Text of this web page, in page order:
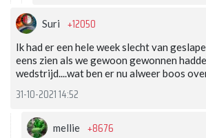
Suri +12050
Ik had er een hele week slecht van
eens zien als we gewoon gewonnen
wedstrijd....wat ben er nu alweer boos
31-10-2021 14:52
mellie +8676